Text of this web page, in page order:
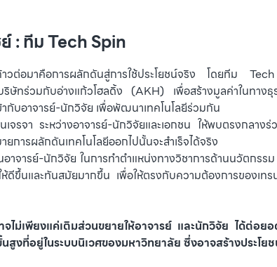
: ทีม Tech Spin
วต่อมาคือการผลักดันสู่การใช้ประโยชน์จริง โดยทีม
ทร่วมกับอ่างแก้วโฮลดิ้ง (AKH) เพื่อสร้างมูลค่าในทางธุร
บอาจารย์-นักวิจัย เพื่อพัฒนาเทคโนโลยีร่วมกัน
รจา ระหว่างอาจารย์-นักวิจัยและเอกชน ให้พบตรงกลาง
การผลักดันเทคโนโลยีออกไปนั้นจะสำเร็จได้จริง
าจารย์-นักวิจัย ในการทำตำแหน่งทางวิชาการด้านนวัตกร
ดีขึ้นและทันสมัยมากขึ้น เพื่อให้ตรงกับความต้องการของเท
ม่เพียงแค่เติมส่วนขยายให้อาจารย์ และนักวิจัย ได้ต่อย
นสูงที่อยู่ในระบบนิเวศของมหาวิทยาลัย ซึ่งอาจสร้างประโ